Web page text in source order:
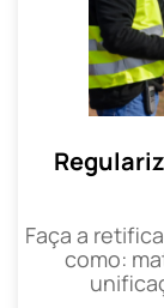
Faça a
como: